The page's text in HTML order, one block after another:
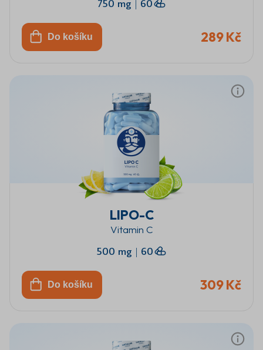
750 mg | 60
Do košíku 289 Kč
LIPO-C
Vitamin C
500 mg | 60
Do košíku 309 Kč